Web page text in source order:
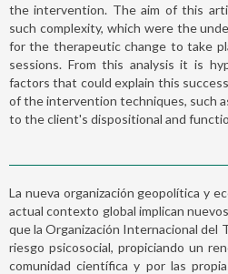
the intervention. The aim of this
such complexity, which were the
for the therapeutic change to take
sessions. From this analysis it is
factors that could explain this
of the intervention techniques, such
to the client's dispositional and
La nueva organización geopolítica y
actual contexto global implican
que la Organización Internacional del
riesgo psicosocial, propiciando un
comunidad científica y por las